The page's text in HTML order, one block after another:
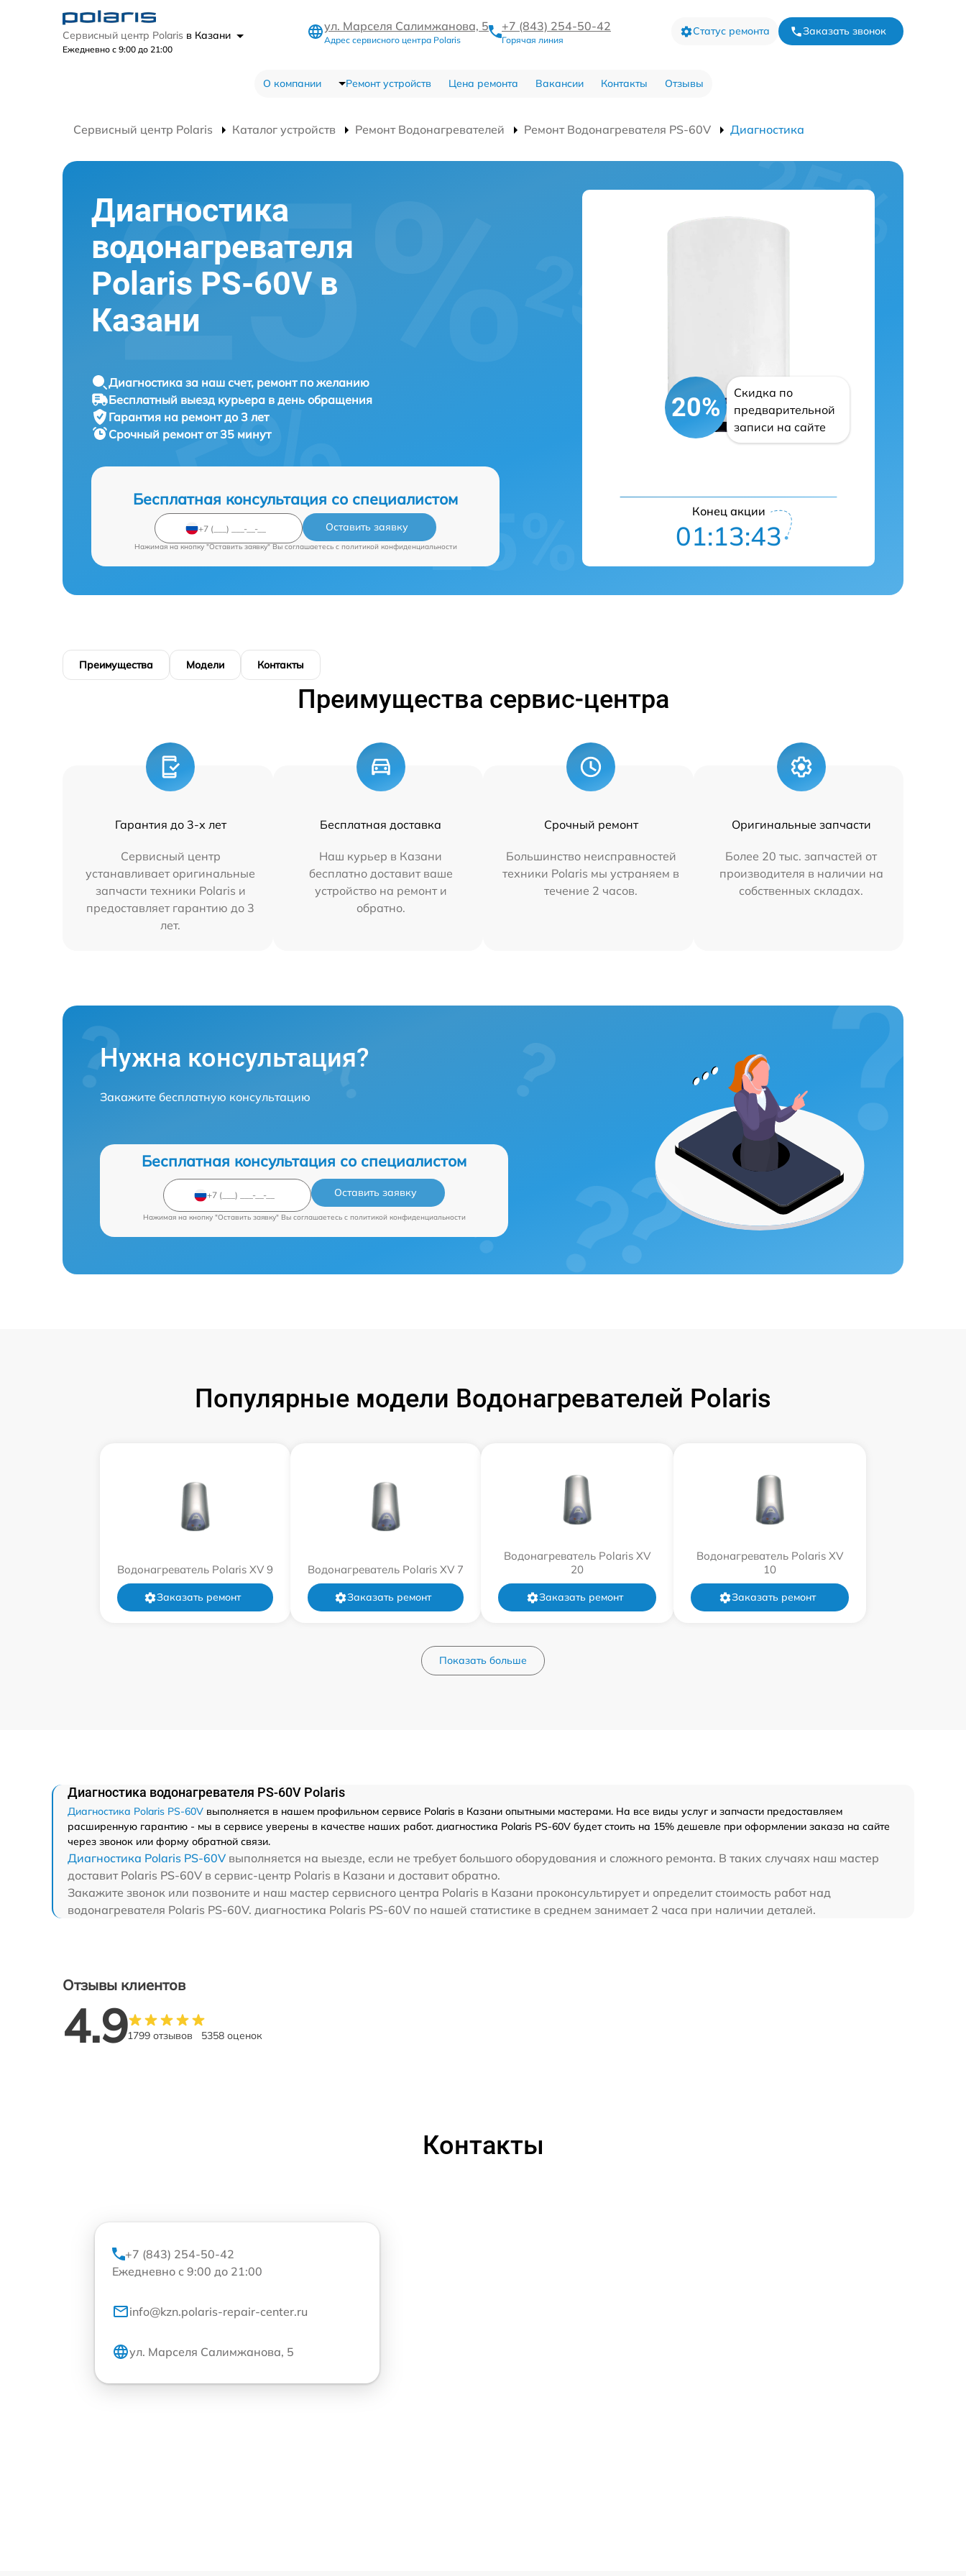
Сервисный центр Polaris в Казани
Ежедневно с 9:00 до 21:00
ул. Марселя Салимжанова, 5
Адрес сервисного центра Polaris
+7 (843) 254-50-42
Горячая линия
Статус ремонта Заказать звонок
О компании Ремонт устройств Цена ремонта Вакансии Контакты Отзывы
Сервисный центр Polaris Каталог устройств Ремонт Водонагревателей Ремонт Водонагревателя PS-60V Диагностика
Диагностика
водонагревателя
Polaris PS-60V в
Казани
Диагностика за наш счет, ремонт по желанию
Бесплатный выезд курьера в день обращения
Гарантия на ремонт до 3 лет
Срочный ремонт от 35 минут
Бесплатная консультация со специалистом
Оставить заявку
Нажимая на кнопку "Оставить заявку" Вы соглашаетесь c политикой конфиденциальности
20%
Скидка по
предварительной
записи на сайте
Конец акции
01:13:42
Преимущества Модели Контакты
Преимущества сервис-центра
Гарантия до 3-х лет
Сервисный центр
устанавливает оригинальные
запчасти техники Polaris и
предоставляет гарантию до 3
лет.
Бесплатная доставка
Наш курьер в Казани
бесплатно доставит ваше
устройство на ремонт и
обратно.
Срочный ремонт
Большинство неисправностей
техники Polaris мы устраняем в
течение 2 часов.
Оригинальные запчасти
Более 20 тыс. запчастей от
производителя в наличии на
собственных складах.
Нужна консультация?
Закажите бесплатную консультацию
Бесплатная консультация со специалистом
Оставить заявку
Нажимая на кнопку "Оставить заявку" Вы соглашаетесь c политикой конфиденциальности
Популярные модели Водонагревателей Polaris
Водонагреватель Polaris XV 9
Заказать ремонт
Водонагреватель Polaris XV 7
Заказать ремонт
Водонагреватель Polaris XV
20
Заказать ремонт
Водонагреватель Polaris XV
10
Заказать ремонт
Показать больше
Диагностика водонагревателя PS-60V Polaris
Диагностика Polaris PS-60V выполняется в нашем профильном сервисе Polaris в Казани опытными мастерами. На все виды услуг и запчасти предоставляем
расширенную гарантию - мы в сервисе уверены в качестве наших работ. диагностика Polaris PS-60V будет стоить на 15% дешевле при оформлении заказа на сайте
через звонок или форму обратной связи.
Диагностика Polaris PS-60V выполняется на выезде, если не требует большого оборудования и сложного ремонта. В таких случаях наш мастер
доставит Polaris PS-60V в сервис-центр Polaris в Казани и доставит обратно.
Закажите звонок или позвоните и наш мастер сервисного центра Polaris в Казани проконсультирует и определит стоимость работ над
водонагревателя Polaris PS-60V. диагностика Polaris PS-60V по нашей статистике в среднем занимает 2 часа при наличии деталей.
Отзывы клиентов
4.91799 отзывов 5358 оценок
Контакты
+7 (843) 254-50-42
Ежедневно с 9:00 до 21:00
info@kzn.polaris-repair-center.ru
ул. Марселя Салимжанова, 5